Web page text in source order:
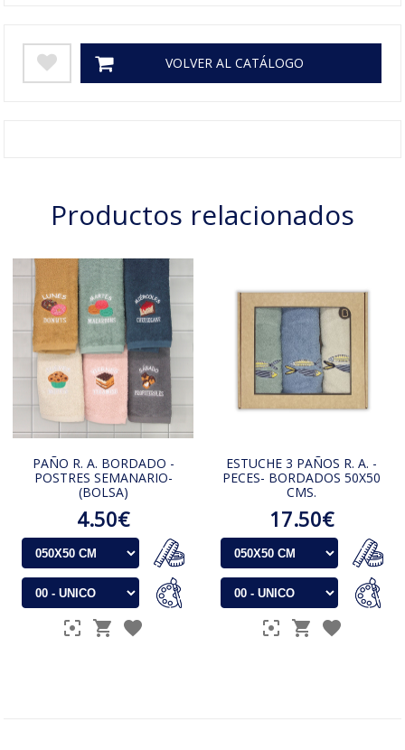
VOLVER AL CATÁLOGO
Productos relacionados
PAÑO R. A. BORDADO -
POSTRES SEMANARIO-
(BOLSA)
4.50€
ESTUCHE 3 PAÑOS R. A. -
PECES- BORDADOS 50X50
CMS.
17.50€